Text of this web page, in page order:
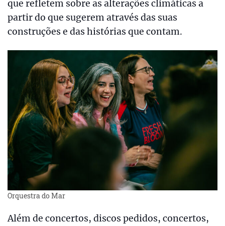
que refletem sobre as alterações climáticas a
partir do que sugerem através das suas
construções e das histórias que contam.
Orquestra do Mar
Além de concertos, discos pedidos, concertos,